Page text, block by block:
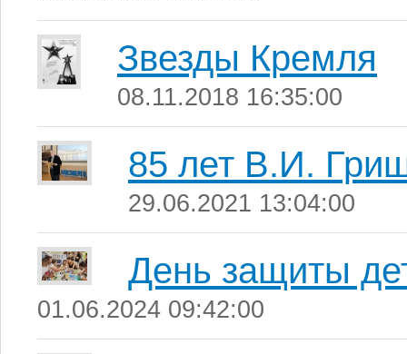
Звезды Кремля
08.11.2018 16:35:00
85 лет В.И.
29.06.2021 13:04:00
День защиты
01.06.2024 09:42:00